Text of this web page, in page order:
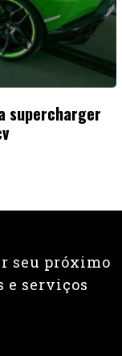
supercharger
seu próximo
e serviços